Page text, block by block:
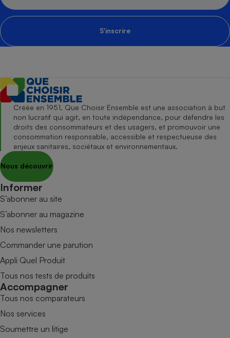
S'inscrire
Créée en 1951, Que Choisir Ensemble est une association à but
non lucratif qui agit, en toute indépendance, pour défendre les
droits des consommateurs et des usagers, et promouvoir une
consommation responsable, accessible et respectueuse des
enjeux sanitaires, sociétaux et environnementaux.
Nous découvrir
Informer
S’abonner au site
S’abonner au magazine
Nos newsletters
Commander une parution
Appli Quel Produit
Tous nos tests de produits
Accompagner
Tous nos comparateurs
Nos services
Soumettre un litige